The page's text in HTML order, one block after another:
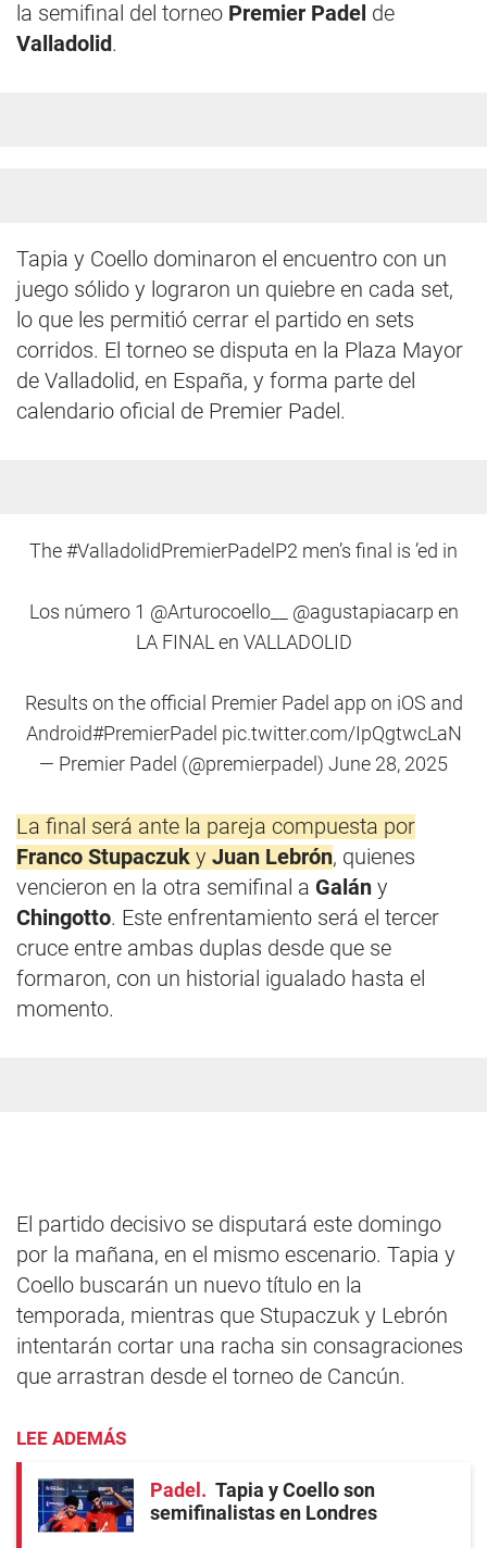
la semifinal del torneo Premier Padel de
Valladolid.
Tapia y Coello dominaron el encuentro con un
juego sólido y lograron un quiebre en cada set,
lo que les permitió cerrar el partido en sets
corridos. El torneo se disputa en la Plaza Mayor
de Valladolid, en España, y forma parte del
calendario oficial de Premier Padel.
The#ValladolidPremierPadelP2 men’s final is ’ed in
Los número 1 @Arturocoello__ @agustapiacarp en
LA FINAL en VALLADOLID
Results on the official Premier Padel app on iOS and
Android#PremierPadel pic.twitter.com/IpQgtwcLaN
— Premier Padel (@premierpadel) June 28, 2025
La final será ante la pareja compuesta por
Franco Stupaczuk y Juan Lebrón, quienes
vencieron en la otra semifinal a Galán y
Chingotto. Este enfrentamiento será el tercer
cruce entre ambas duplas desde que se
formaron, con un historial igualado hasta el
momento.
El partido decisivo se disputará este domingo
por la mañana, en el mismo escenario. Tapia y
Coello buscarán un nuevo título en la
temporada, mientras que Stupaczuk y Lebrón
intentarán cortar una racha sin consagraciones
que arrastran desde el torneo de Cancún.
LEE ADEMÁS
Padel
Tapia y Coello son
semifinalistas en Londres